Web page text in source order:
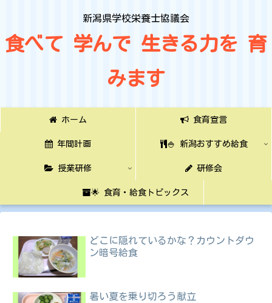
新潟県学校栄養士協議会
食べて 学んで 生きる力を 育
みます
ホーム 食育宣言
年間計画 🍚 新潟おすすめ給食
授業研修 研修会
🌟 食育・給食トピックス
どこに隠れているかな？カウントダウ
ン暗号給食
暑い夏を乗り切ろう献立